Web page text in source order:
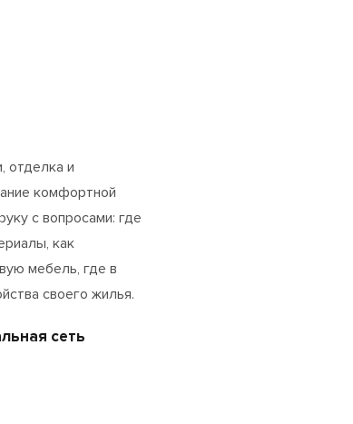
отделка и
комфортной
с вопросами: где
как
мебель, где в
своего жилья.
сеть